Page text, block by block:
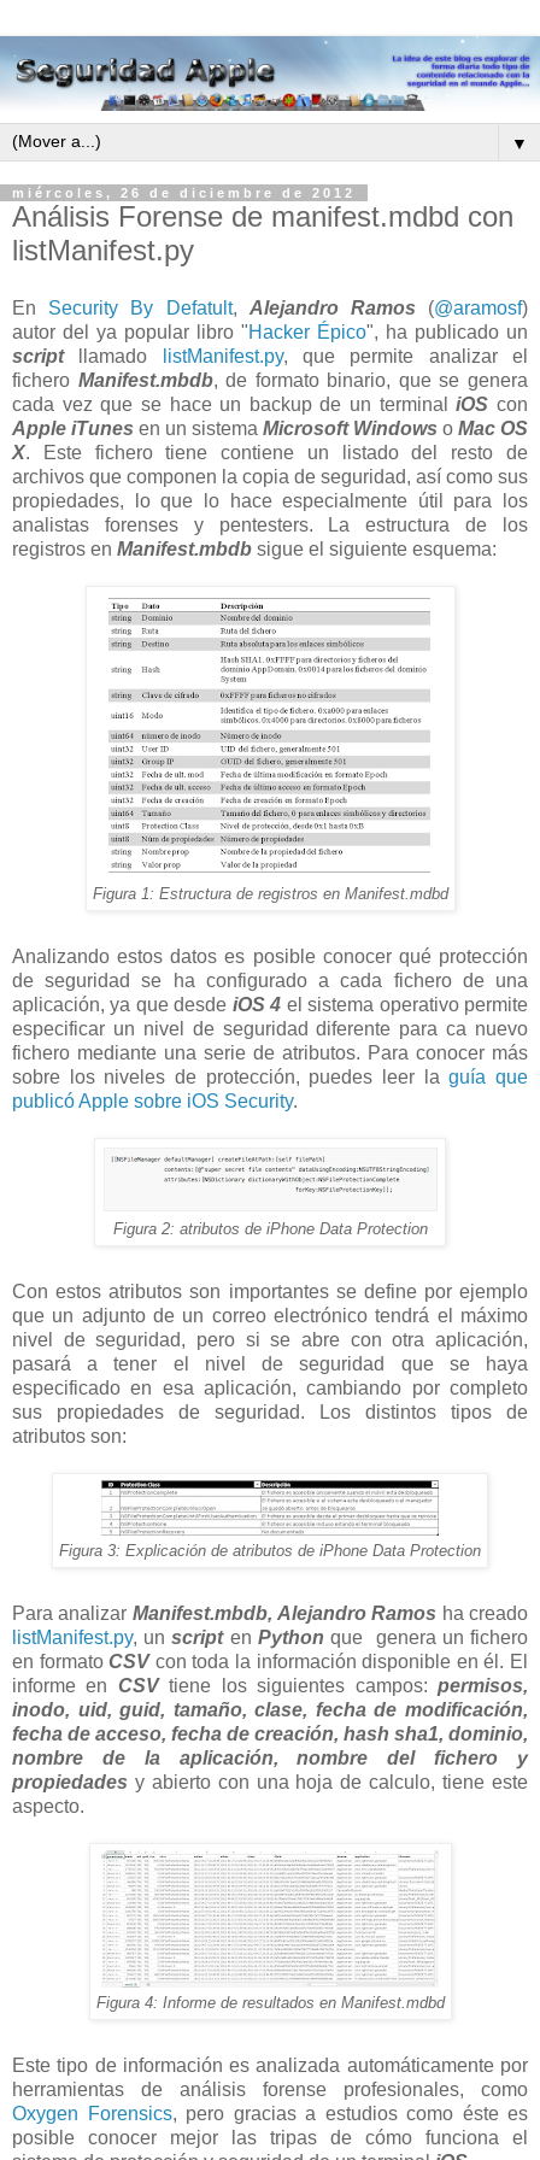
▼
miércoles, 26 de diciembre de 2012
Análisis Forense de manifest.mdbd con
listManifest.py
En Security By Defatult, Alejandro Ramos (@aramosf)
autor del ya popular libro "Hacker Épico", ha publicado un
scriptllamado listManifest.py, que permite analizar el
fichero Manifest.mbdb, de formato binario, que se genera
cada vez que se hace un backup de un terminaliOS con
Apple iTunes en un sistema Microsoft Windows o Mac OS
X. Este fichero tiene contiene un listado del resto de
archivos que componen la copia de seguridad, así como sus
propiedades, lo que lo hace especialmente útil para los
analistas forenses y pentesters. La estructura de los
registros en Manifest.mbdb sigue el siguiente esquema:
Figura 1: Estructura de registros en Manifest.mdbd
Analizando estos datos es posible conocer qué protección
de seguridad se ha configurado a cada fichero de una
aplicación, ya que desde iOS 4 el sistema operativo permite
especificar un nivel de seguridad diferente para ca nuevo
fichero mediante una serie de atributos. Para conocer más
sobre los niveles de protección, puedes leer laguía que
publicó Apple sobre iOS Security.
Figura 2: atributos de iPhone Data Protection
Con estos atributos son importantes se define por ejemplo
que un adjunto de un correo electrónico tendrá el máximo
nivel de seguridad, pero si se abre con otra aplicación,
pasará a tener el nivel de seguridad que se haya
especificado en esa aplicación, cambiando por completo
sus propiedades de seguridad. Los distintos tipos de
atributos son:
Figura 3: Explicación de atributos de iPhone Data Protection
Para analizar Manifest.mbdb, Alejandro Ramos ha creado
listManifest.py, unscripten Python que genera un fichero
en formatoCSVcon toda la información disponible en él. El
informe en CSVtiene los siguientes campos:permisos,
inodo, uid, guid, tamaño, clase, fecha de modificación,
fecha de acceso, fecha de creación, hash sha1, dominio,
nombre de la aplicación, nombre del fichero y
propiedades y abierto con una hoja de calculo, tiene este
aspecto.
Figura 4: Informe de resultados en Manifest.mdbd
Este tipo de información es analizada automáticamente por
herramientas de análisis forense profesionales, como
Oxygen Forensics, pero gracias a estudios como éste es
posible conocer mejor las tripas de cómo funciona el